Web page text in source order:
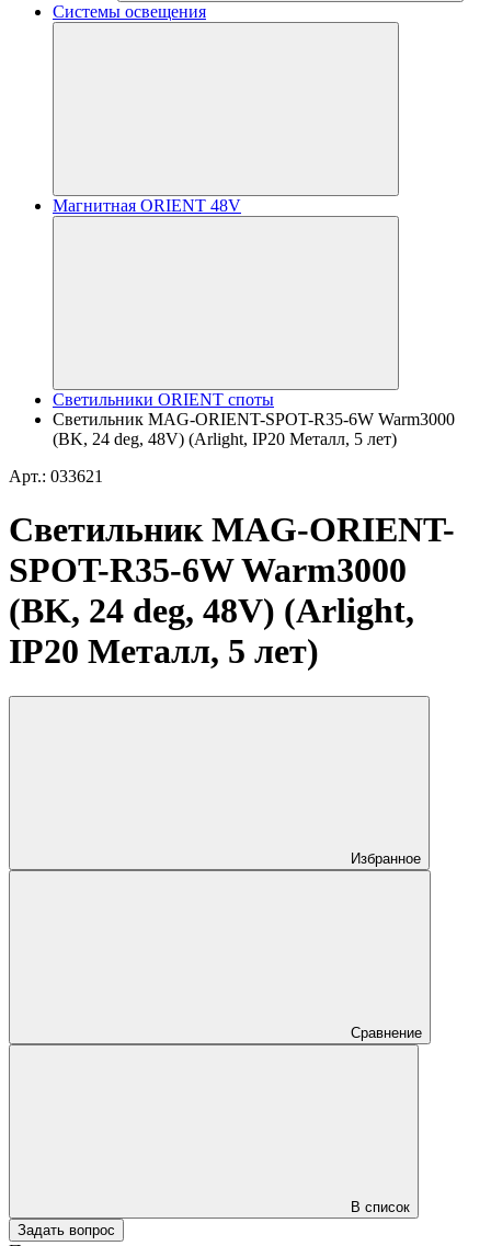
Системы освещения
Магнитная ORIENT 48V
Светильники ORIENT споты
Светильник MAG-ORIENT-SPOT-R35-6W Warm3000
(BK, 24 deg, 48V) (Arlight, IP20 Металл, 5 лет)
Арт.: 033621
Светильник MAG-ORIENT-
SPOT-R35-6W Warm3000
(BK, 24 deg, 48V) (Arlight,
IP20 Металл, 5 лет)
Избранное
Сравнение
В список
Задать вопрос